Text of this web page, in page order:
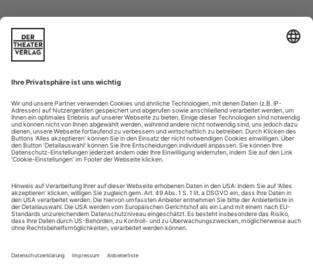
Weitere Beiträge
Screening 4/18
move!
Im Spagat rotieren, Salto schlagen, wie eine Turbine um die
eigene Achse sausen – und das ohne jeden Kontakt zu Mutter
Erde: Wer je vom Abheben geträumt hat, wird sofort
mitmachen wollen, wenn die Tänzerin und
Choreografin Sylvia Camarda in den gläsernen
Vertikalwindtunnel steigt. Der sieht aus wie ein großes
Goldfischglas ohne Wasser und gibt dem Körper...
Akram Khan: «Xenos»